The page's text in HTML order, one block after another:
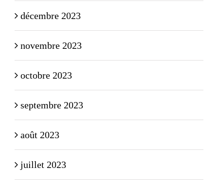
décembre 2023
novembre 2023
octobre 2023
septembre 2023
août 2023
juillet 2023